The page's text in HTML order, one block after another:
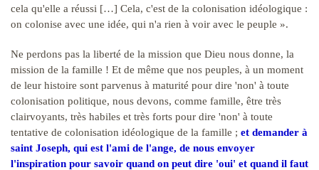
cela qu'elle a réussi […] Cela, c'est de la colonisation idéologique :
on colonise avec une idée, qui n'a rien à voir avec le peuple ».
Ne perdons pas la liberté de la mission que Dieu nous donne, la
mission de la famille ! Et de même que nos peuples, à un moment
de leur histoire sont parvenus à maturité pour dire 'non' à toute
colonisation politique, nous devons, comme famille, être très
clairvoyants, très habiles et très forts pour dire 'non' à toute
tentative de colonisation idéologique de la famille ; et demander à
saint Joseph, qui est l'ami de l'ange, de nous envoyer
l'inspiration pour savoir quand on peut dire 'oui' et quand il faut